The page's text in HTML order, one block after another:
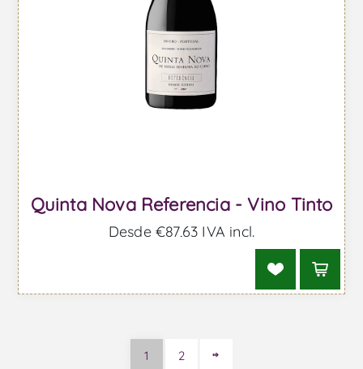
Quinta Nova Referencia - Vino Tinto
Desde €87,63 IVA incl.
1 2